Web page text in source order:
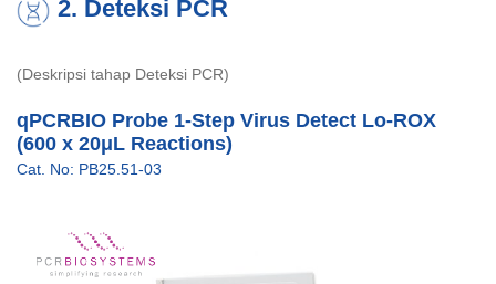
2. Deteksi PCR
(Deskripsi tahap Deteksi PCR)
qPCRBIO Probe 1-Step Virus Detect Lo-ROX
(600 x 20μL Reactions)
Cat. No: PB25.51-03